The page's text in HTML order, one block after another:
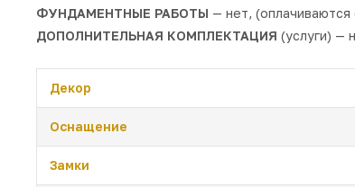
ФУНДАМЕНТНЫЕ РАБОТЫ — нет,
ДОПОЛНИТЕЛЬНАЯ КОМПЛЕКТАЦИЯ (услуги) —
Декор
Оснащение
Замки